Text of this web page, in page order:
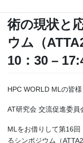
術の現状と
ウム（
10：30 –
HPC WORLD MLの皆様
AT研究会 交流促進委員
MLをお借りして第16
るシンポジウム（